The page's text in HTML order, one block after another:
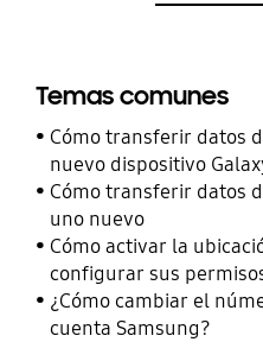
Temas comunes
Cómo transferir datos
nuevo dispositivo
Cómo transferir datos
uno nuevo
Cómo activar la
configurar sus
¿Cómo cambiar el
cuenta Samsung?